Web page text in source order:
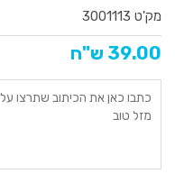
מק'ט 3001113
39.00 ש"ח